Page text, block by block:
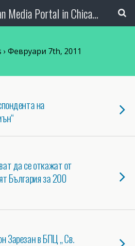
The Bulgarian Media Portal in Chicago
› Февруари 7th, 2011
на
да се откажат от
България за 200
Зарезан в БПЦ „ Св.